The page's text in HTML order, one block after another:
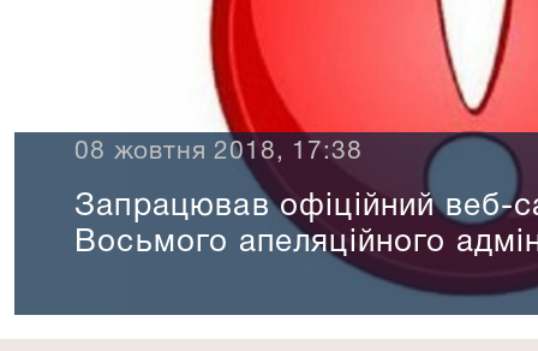
08 жовтня 2018, 17:38
Запрацював офіційний веб-
Восьмого апеляційного